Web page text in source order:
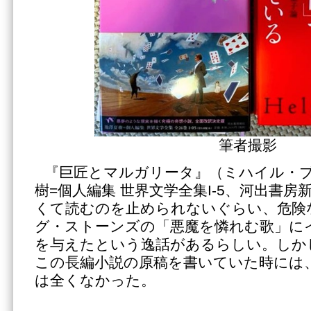
筆者撮影
『巨匠とマルガリータ』（ミハイル・
樹=個人編集 世界文学全集I-5、河出書房
くて読むのを止められないぐらい、危
グ・ストーンズの「悪魔を憐れむ歌」
を与えたという逸話があるらしい。し
この長編小説の原稿を書いていた時には
は全くなかった。